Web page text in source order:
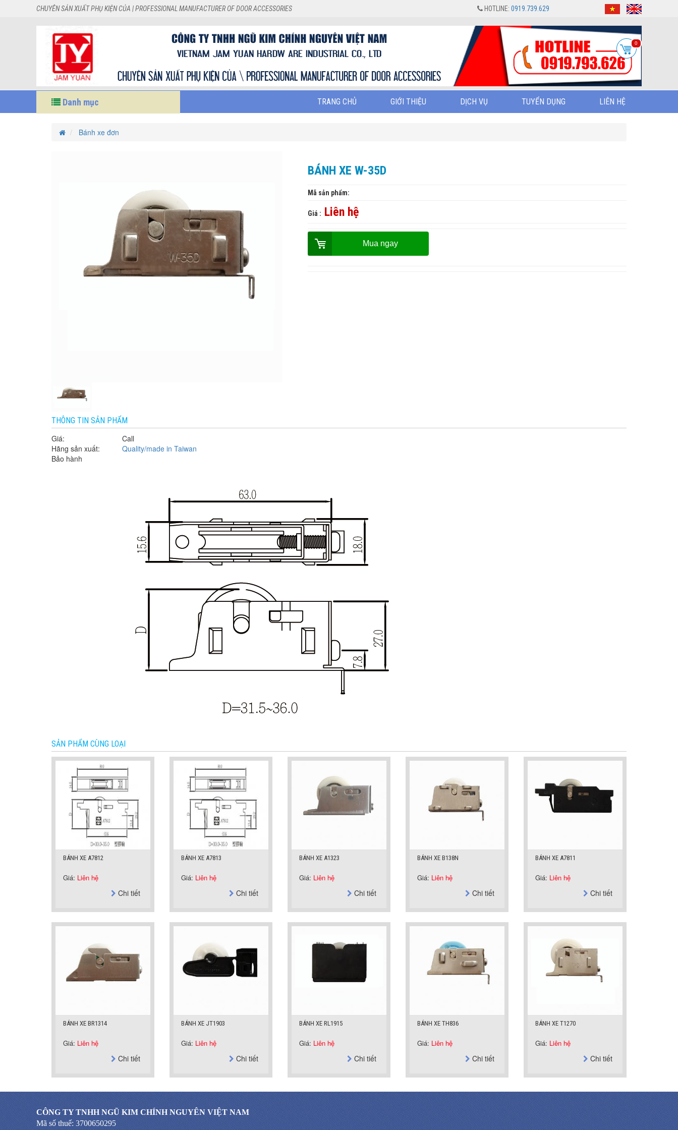
CHUYÊN SẢN XUẤT PHỤ KIỆN CỦA | PROFESSIONAL MANUFACTURER OF DOOR ACCESSORIES HOTLINE: 0919.739.629
0
Danh mục TRANG CHỦ GIỚI THIỆU DỊCH VỤ TUYỂN DỤNG LIÊN HỆ
Bánh xe đơn
BÁNH XE W-35D
Mã sản phẩm:
Giá : Liên hệ
Mua ngay
THÔNG TIN SẢN PHẨM
Giá:
Call
Hãng sản xuất:
Quality/made in Taiwan
Bảo hành
SẢN PHẨM CÙNG LOẠI
BÁNH XE A7812
Giá: Liên hệ
Chi tiết
BÁNH XE A7813
Giá: Liên hệ
Chi tiết
BÁNH XE A1323
Giá: Liên hệ
Chi tiết
BÁNH XE B138N
Giá: Liên hệ
Chi tiết
BÁNH XE A7811
Giá: Liên hệ
Chi tiết
BÁNH XE BR1314
Giá: Liên hệ
Chi tiết
BÁNH XE JT1903
Giá: Liên hệ
Chi tiết
BÁNH XE RL1915
Giá: Liên hệ
Chi tiết
BÁNH XE TH836
Giá: Liên hệ
Chi tiết
BÁNH XE T1270
Giá: Liên hệ
Chi tiết
CÔNG TY TNHH NGŨ KIM CHÍNH NGUYÊN VIỆT NAM
Mã số thuế: 3700650295